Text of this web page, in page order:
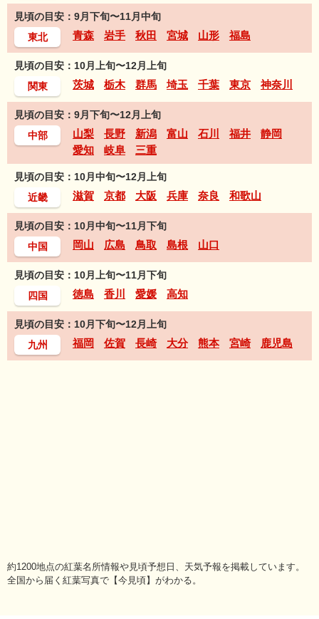
見頃の目安：9月下旬〜11月中旬
東北
青森 岩手 秋田 宮城 山形 福島
見頃の目安：10月上旬〜12月上旬
関東
茨城 栃木 群馬 埼玉 千葉 東京 神奈川
見頃の目安：9月下旬〜12月上旬
中部
山梨 長野 新潟 富山 石川 福井
静岡
愛知
岐阜 三重
見頃の目安：10月中旬〜12月上旬
近畿
滋賀 京都 大阪 兵庫 奈良 和歌山
見頃の目安：10月中旬〜11月下旬
中国
岡山 広島 鳥取 島根 山口
見頃の目安：10月上旬〜11月下旬
四国
徳島 香川 愛媛 高知
見頃の目安：10月下旬〜12月上旬
九州
福岡 佐賀 長崎 大分 熊本 宮崎 鹿児島
約1200地点の紅葉名所情報や見頃予想日、天気予報を掲載しています。
全国から届く紅葉写真で【今見頃】がわかる。